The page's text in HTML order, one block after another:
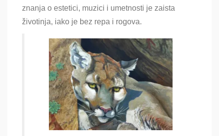
znanja o estetici, muzici i umetnosti je zaista
životinja, iako je bez repa i rogova.